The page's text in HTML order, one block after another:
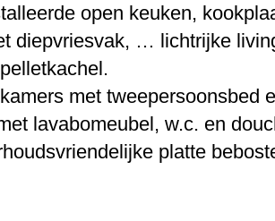
open keuken,
diepvriesvak, … lichtrijke
met tweepersoonsbed
lavabomeubel, w.c. en
platte